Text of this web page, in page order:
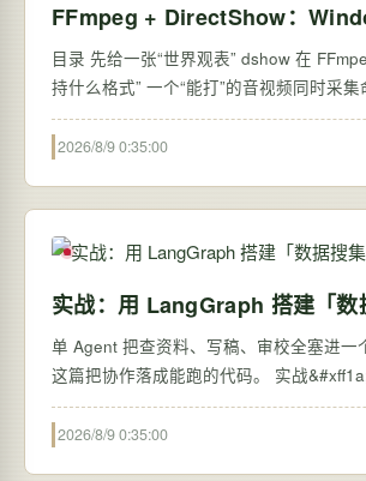
FFmpeg + DirectShow：
目录 先给一张“世界观表” dshow 在 FFmpeg 里的真实链路 第一步&#xff1a;永远先从 list 开始&#xff08;别靠猜&#xff09; 第二步&#xff1a;看设备“到底支
2026/8/9 0:35:00
实战：用 LangGraph 搭建「
单 Agent 把查资料、写稿、审校全塞进
2026/8/9 0:35:00